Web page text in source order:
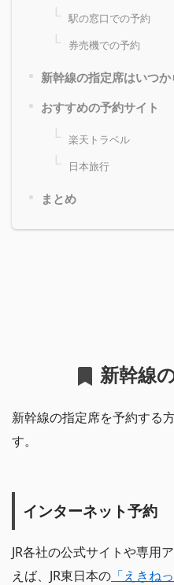
駅の窓口での予約
券売機での予約
新幹線の指定席はいつ
おすすめの予約サイト
楽天トラベル
日本旅行
まとめ
新幹線
新幹線の指定席を予約する
す。
インターネット予約
JR各社の公式サイトや専用
えば、JR東日本の 「えきね